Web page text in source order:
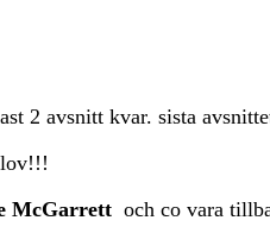
2 avsnitt kvar. sista
McGarrett och co vara